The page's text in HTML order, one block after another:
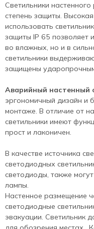
Светильники
степень защиты.
использовать
защиты IP 65 позволяет
во влажных, но и в
светильники
защищены
Аварийный настенный
эргономичный дизайн и
монтаже. В отличие от
светильники имеют
прост и лаконичен.
В качестве источника
светодиодных
светодиоды, также
лампы.
Настенное размещение
светодиодные
эвакуации. Светильник